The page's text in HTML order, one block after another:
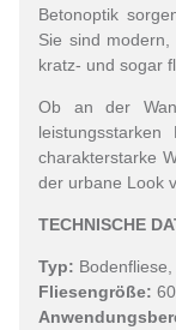
Betonoptik
Sie sind modern,
kratz- und sogar
Ob an der
charakterstarke
der urbane Look
TECHNISCHE
Typ:
Fliesengröße: